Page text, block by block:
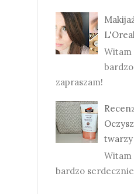
Witam
zapraszam!
twarzy
Witam
bardzo